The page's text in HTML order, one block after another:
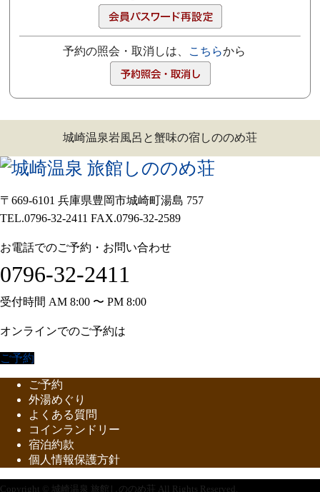
予約の照会・取消しは、 こちらから
城崎温泉岩風呂と蟹味の宿しののめ荘
〒669-6101 兵庫県豊岡市城崎町湯島 757
TEL.0796-32-2411 FAX.0796-32-2589
お電話でのご予約・お問い合わせ
0796-32-2411
受付時間 AM 8:00 〜 PM 8:00
オンラインでのご予約は
ご予約
ご予約
外湯めぐり
よくある質問
コインランドリー
宿泊約款
個人情報保護方針
Copyright © 城崎温泉 旅館しののめ荘 All Rights Reserved.